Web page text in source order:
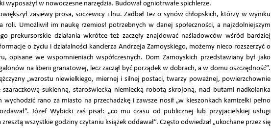
w nowoczesne narzędzia. Budował ogniotrwałe spichlerze.
zasiewy prosa, soczewicy i lnu. Zadbał też o synów chłopskich, którzy w wyniku
Umożliwił im naukę rzemiosł potrzebnych w danej społeczności, a najzdolniejszym
prekursorskie działania wkrótce też zaczęły znajdować naśladowców wśród bardziej
o życiu i działalności kanclerza Andrzeja Zamoyskiego, możemy nieco rozszerzyć o
opisane we wspomnieniach współczesnych. Dom Zamoyskich przedstawiany był jako
na liberii granatowej, lecz zaczął być porządek w dobrach, a w domu oszczędność”.
„wzrostu niewielkiego, miernej i silnej postaci, twarzy poważnej, powierzchownie
sukienną, staroświecką niemiecką robotą skrojoną, nad butami nadkolanka
wychodzić rano za miasto na przechadzkę i zawsze nosił „w kieszonkach kamizelki pełno
Józef Wybicki zaś pisał: „co mu czasu od publicznej lub przyjacielskiej usługi
wszystkie godziny czytaniu książek oddawał”. Często odwiedzał „ukochane przez się